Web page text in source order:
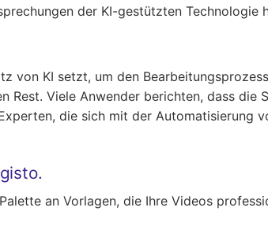
der KI-gestützten Technologie
von KI setzt, um den
Rest. Viele Anwender berichten, dass
die sich mit der Automatisierung
an Vorlagen, die Ihre Videos